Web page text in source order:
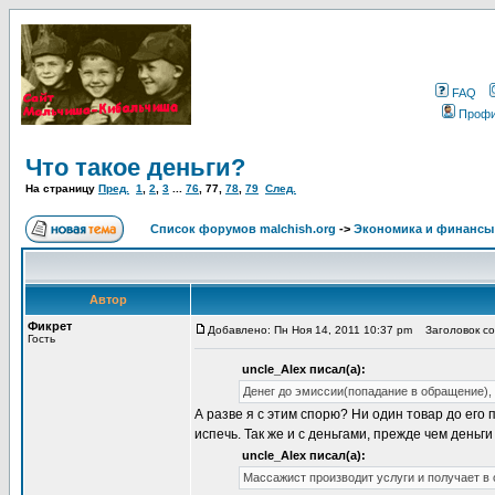
FAQ
Что такое деньги?
На страницу Пред. 1 2 3 76 77 78 79 След.
Список форумов malchish.org -> Экономика и финансы
Автор
Фикрет
Гость
Добавлено: Пн Ноя 14, 2011 10:37 pm Заголовок
uncle_Alex писал(а):
Денег до эмиссии(попадание в
А разве я с этим спорю? Ни один товар до его
испечь. Так же и с деньгами, прежде чем
uncle_Alex писал(а):
Массажист производит услуги и получает в